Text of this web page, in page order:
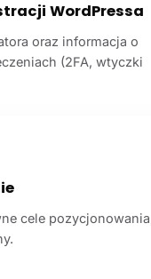
WordPressa
oraz informacja o
(2FA, wtyczki
cele